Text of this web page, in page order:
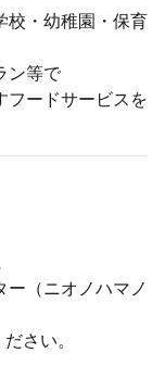
校・幼稚園・保育
ン等で
フードサービスを
ー（ニオノハマノ
さい。